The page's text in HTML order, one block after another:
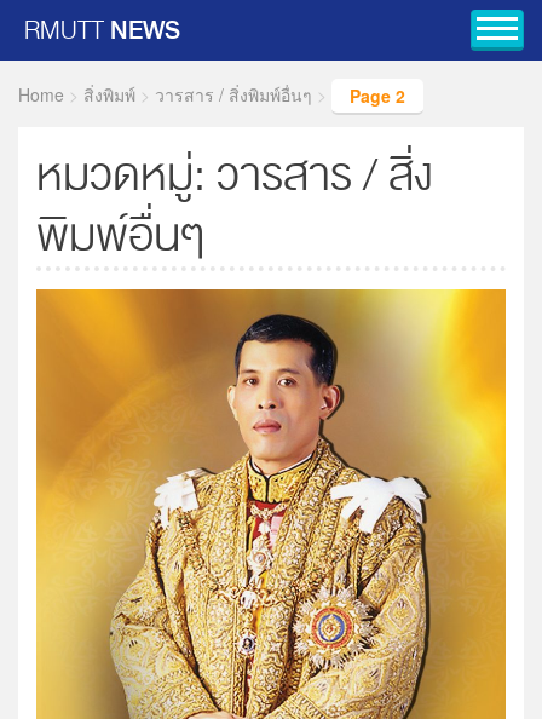
RMUTTNEWS
Home > สิ่งพิมพ์ > วารสาร / สิ่งพิมพ์อื่นๆ > Page 2
หมวดหมู่: วารสาร / สิ่ง
พิมพ์อื่นๆ